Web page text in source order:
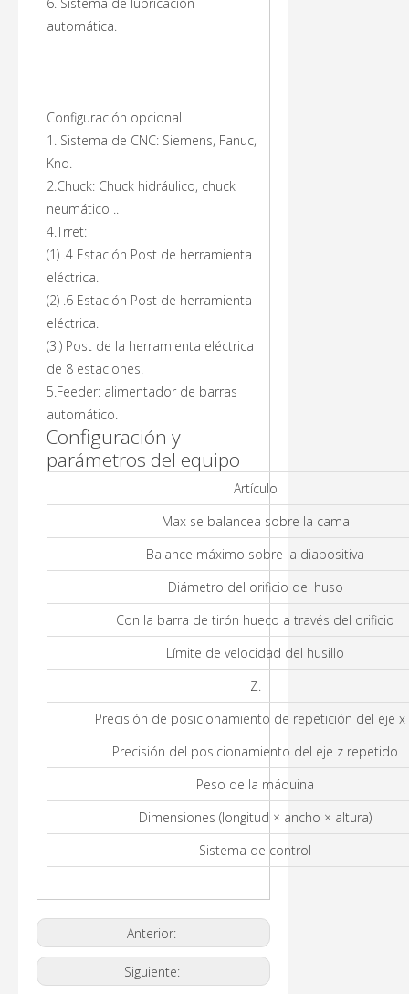
automática.
Configuración opcional
1. Sistema de CNC: Siemens, Fanuc,
Knd.
2.Chuck: Chuck hidráulico, chuck
neumático ..
4.Trret:
(1) .4 Estación Post de herramienta
eléctrica.
(2) .6 Estación Post de herramienta
eléctrica.
(3.) Post de la herramienta eléctrica
de 8 estaciones.
5.Feeder: alimentador de barras
automático.
Configuración y
parámetros del equipo
Artículo
Max se balancea sobre la cama
Balance máximo sobre la diapositiva
Diámetro del orificio del huso
Con la barra de tirón hueco a través del orificio
Límite de velocidad del husillo
Z.
Precisión de posicionamiento de repetición del eje x
Precisión del posicionamiento del eje z repetido
Peso de la máquina
Dimensiones (longitud × ancho × altura)
Sistema de control
Anterior:
Siguiente: